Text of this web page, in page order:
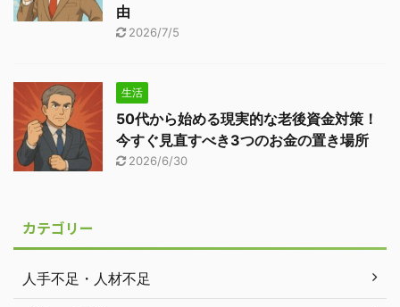
由
2026/7/5
生活
50代から始める現実的な老後資金対策！
今すぐ見直すべき3つのお金の置き場所
2026/6/30
カテゴリー
人手不足・人材不足